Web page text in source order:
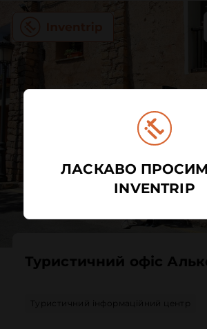
Туристичний офіс
Туристичний інформаційний центр
ЛАСКАВО
INVENTRIP